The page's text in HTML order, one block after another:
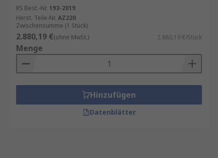
RS Best.-Nr. 193-2019
Herst. Teile-Nr. AZ220
Zwischensumme (1 Stück)
2.880,19 €(ohne MwSt.) 2.880,19 €/Stück
Menge
Hinzufügen
Datenblätter